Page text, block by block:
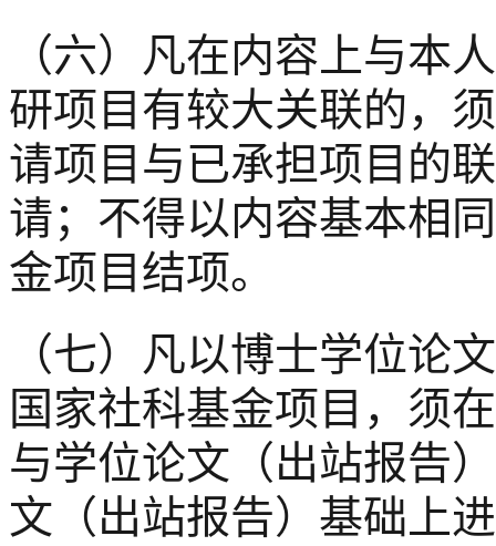
（六）凡在内容上与本
研项目有较大关联的，
请项目与已承担项目的
请；不得以内容基本相
金项目结项。
（七）凡以博士学位论
国家社科基金项目，须
与学位论文（出站报告
文（出站报告）基础上